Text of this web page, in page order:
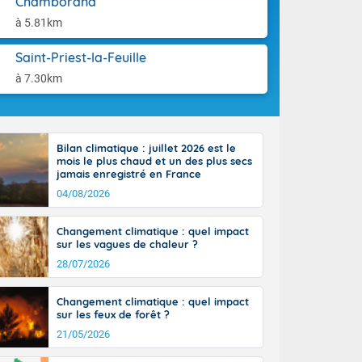
à 5.81km
Saint-Priest-la-Feuille
à 7.30km
Garonne.
ensoleillée,
une
tramontane
midi,
avec
Du nord de
dans
Bilan climatique : juillet 2026 est le
mois le plus chaud et un des plus secs
jamais enregistré en France
04/08/2026
Changement climatique : quel impact
sur les vagues de chaleur ?
28/07/2026
Changement climatique : quel impact
sur les feux de forêt ?
21/05/2026